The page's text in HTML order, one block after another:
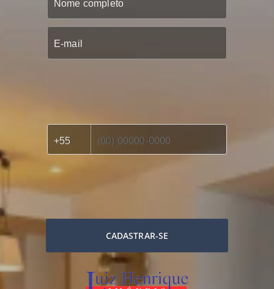
CADASTRAR-SE